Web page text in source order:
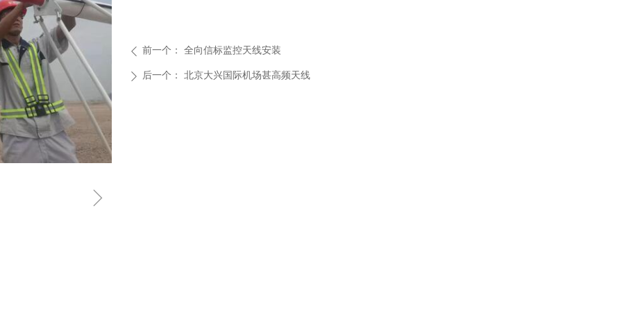
ꁇ
ꄴ 前一个： 全向信标监控天线安装
ꄲ 后一个： 北京大兴国际机场甚高频天线